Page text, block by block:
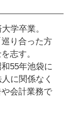
学卒業。
巡り合った方
志す。
55年池袋に
に関係なく
会計業務で